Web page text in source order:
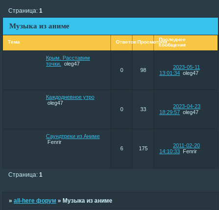
Музыка из аниме
Страница:1
Тема ОтветовПросмотровПоследнее
сообщение
Крым. Расставим
точки.
oleg47
0
98
2023-05-11
13:01:34 oleg47
Каждодневное утро
oleg47
0
33
2023-04-23
18:29:57 oleg47
Саундтреки из Аниме
Fenrir
6
175
2011-02-20
14:10:33 Fenrir
Страница:1
»all-here форум » Музыка из аниме